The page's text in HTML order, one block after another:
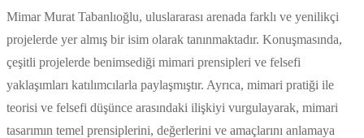
Mimar Murat Tabanlıoğlu, uluslararası arenada farklı ve yenilikçi
projelerde yer almış bir isim olarak tanınmaktadır. Konuşmasında,
çeşitli projelerde benimsediği mimari prensipleri ve felsefi
yaklaşımları katılımcılarla paylaşmıştır. Ayrıca, mimari pratiği ile
teorisi ve felsefi düşünce arasındaki ilişkiyi vurgulayarak, mimari
tasarımın temel prensiplerini, değerlerini ve amaçlarını anlamaya